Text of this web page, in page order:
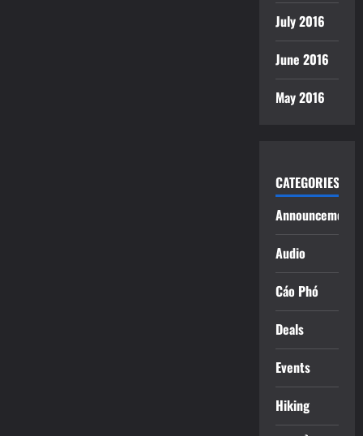
July 2016
June 2016
May 2016
CATEGORIES
Announcements
Audio
Cáo Phó
Deals
Events
Hiking